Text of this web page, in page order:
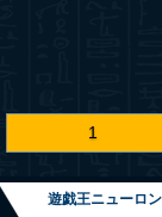
1
遊戯王ニューロ